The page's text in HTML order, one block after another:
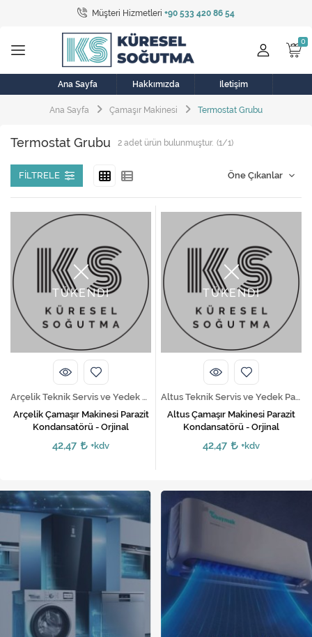
Müşteri Hizmetleri +90 533 420 86 54
Tüm Kategoriler
Bulaşık Makinesi
Buzdolabı
Çamaşır Kurutma Makinesi
Çamaşır Makinesi
Doğalgaz Sobası
Elektrikli Aksamlar
Elektrikli Süpürge
Fan
Fırın, Ocak ve Aspiratör
Kireç Önleme Ve Temizlik
Klima
Kondansatör
Küçük Ev Aletleri
Rezistanslar
Soğutma Sistemleri
Şofben ve Termosifon
Ana Sayfa Hakkımızda İletişim
Ana Sayfa Çamaşır Makinesi Termostat Grubu
Termostat Grubu 2 adet ürün bulunmuştur. (1/1)
FILTRELE
TÜKENDİ
Arçelik Teknik Servis ve Yedek Parça Hizmetleri
Arçelik Çamaşır Makinesi Parazit
Kondansatörü - Orjinal
42,47 +kdv
TÜKENDİ
Altus Teknik Servis ve Yedek Parça Hizmetleri
Altus Çamaşır Makinesi Parazit
Kondansatörü - Orjinal
42,47 +kdv